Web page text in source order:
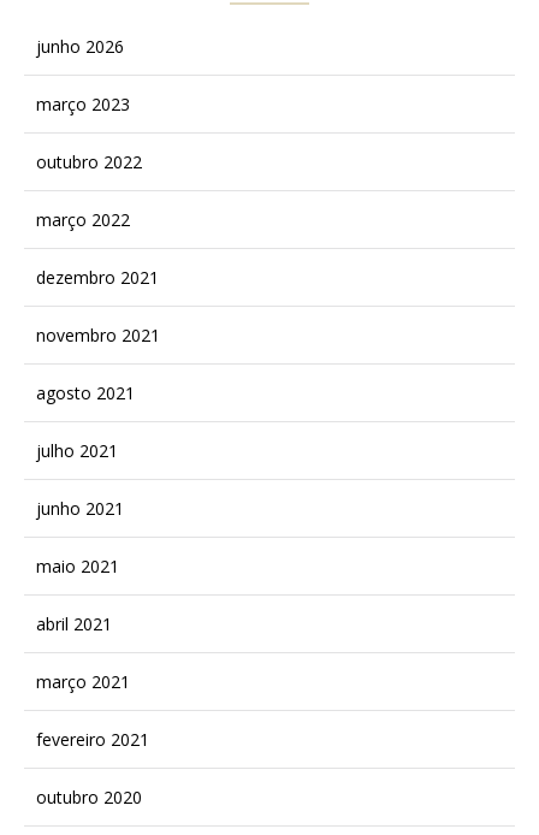
junho 2026
março 2023
outubro 2022
março 2022
dezembro 2021
novembro 2021
agosto 2021
julho 2021
junho 2021
maio 2021
abril 2021
março 2021
fevereiro 2021
outubro 2020